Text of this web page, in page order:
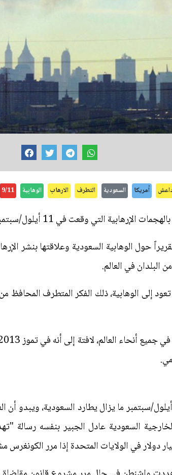
أمريكا السعودية التطرف الارهاب الوهابية 9/11
في 11 أيلول/سبتمبر/2001م في واشنطن ونيويورك.
حول الوهابية السعودية وعلاقتها بنشر
في العالم.
إلى الوهابية، ذلك الفكر المتطرف المحافظ
اليوم يبدو أن شبح المسؤولية عن هجمات 11 أيلول/سبتمبر ما يزال يطارد
السعودية عادل الجبير بنفسه رسالة